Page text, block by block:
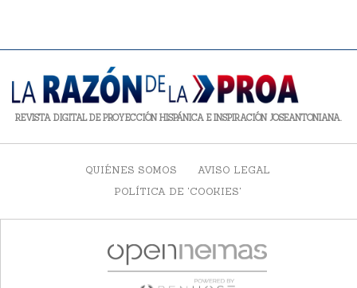
REVISTA DIGITAL DE PROYECCIÓN HISPÁNICA E INSPIRACIÓN JOSEANTONIANA.
QUIÉNES SOMOS
AVISO LEGAL
POLÍTICA DE 'COOKIES'